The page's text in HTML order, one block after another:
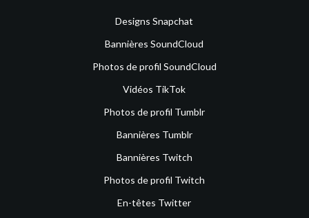
Designs Snapchat
Bannières SoundCloud
Photos de profil SoundCloud
Vidéos TikTok
Photos de profil Tumblr
Bannières Tumblr
Bannières Twitch
Photos de profil Twitch
En-têtes Twitter